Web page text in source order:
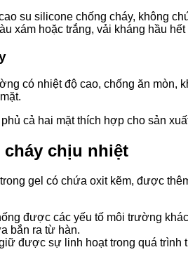
su silicone chống cháy, không
xám hoặc trắng, vải kháng hầu
có nhiệt độ cao, chống ăn mòn,
cả hai mặt thích hợp cho sản
chịu nhiệt
gel có chứa oxit kẽm, được
được các yếu tố môi trường
bắn ra từ hàn.
được sự linh hoạt trong quá trình